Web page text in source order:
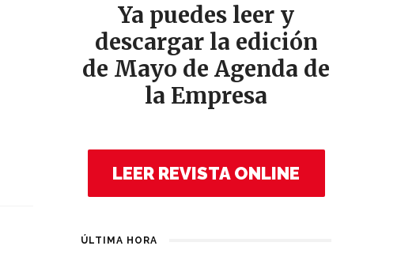
Ya puedes leer y
descargar la edición
de Mayo de Agenda de
la Empresa
LEER REVISTA ONLINE
ÚLTIMA HORA